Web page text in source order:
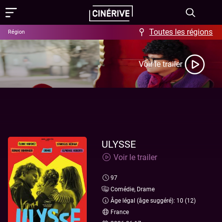
Ciné-Resto & Bar
Films
Showing in English
Programme
Actus
FAQ & Offres
Aide / FAQ
Offres
Contact
À propos
Région Toutes les régions
Voir le trailer
ULYSSE
Voir le trailer
97
Comédie, Drame
Âge légal (âge suggéré): 10 (12)
France